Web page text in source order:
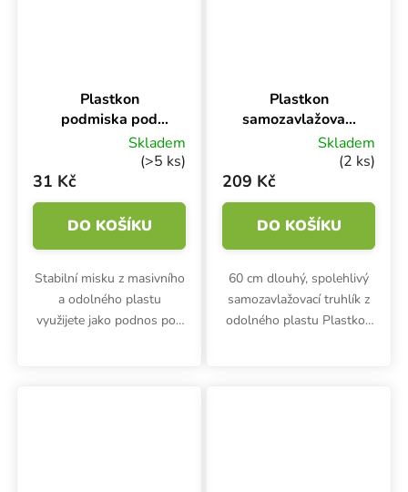
Plastkon
podmiska pod
truhlík Garden
40x17x4.5 cm
Skladem
(>5 ks)
31 Kč
DO KOŠÍKU
Stabilní misku z masivního
a odolného plastu
využijete jako podnos pod
Plastkon
samozavlažovací
truhlík Extra Line
53x16x15 cm
Skladem
(2 ks)
209 Kč
DO KOŠÍKU
60 cm dlouhý, spolehlivý
samozavlažovací truhlík z
odolného plastu Plastkon